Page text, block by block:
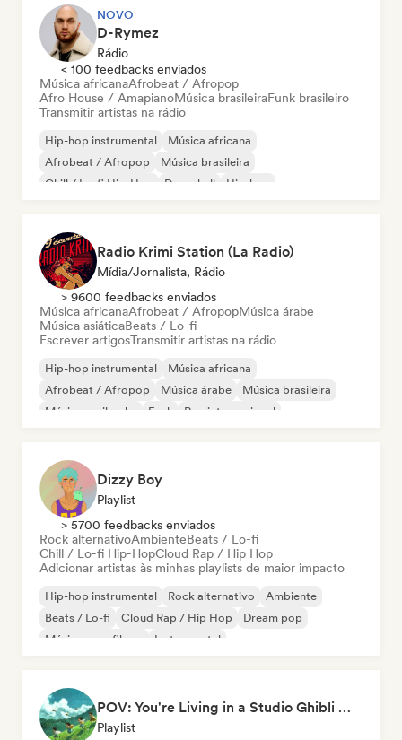
NOVO
D-Rymez
Rádio
< 100 feedbacks enviados
Música africanaAfrobeat / Afropop
Afro House / AmapianoMúsica brasileiraFunk brasileiro
Transmitir artistas na rádio
Hip-hop instrumental
Música africana
Afrobeat / Afropop
Música brasileira
Chill / Lo-fi Hip-Hop
Dancehall
Hip-hop
Radio Krimi Station (La Radio)
Mídia/Jornalista, Rádio
> 9600 feedbacks enviados
Música africanaAfrobeat / AfropopMúsica árabe
Música asiáticaBeats / Lo-fi
Escrever artigosTransmitir artistas na rádio
Hip-hop instrumental
Música africana
Afrobeat / Afropop
Música árabe
Música brasileira
Música caribenha
Funk Rap internacional
Dizzy Boy
Playlist
> 5700 feedbacks enviados
Rock alternativoAmbienteBeats / Lo-fi
Chill / Lo-fi Hip-HopCloud Rap / Hip Hop
Adicionar artistas às minhas playlists de maior impacto
Hip-hop instrumental Rock alternativo
Ambiente
Beats / Lo-fi
Cloud Rap / Hip Hop
Dream pop
Música para filmes
Instrumental
POV: You're Living in a Studio Ghibli Movie 🌱 Neo-Classical Piano & Dream Pop
Playlist